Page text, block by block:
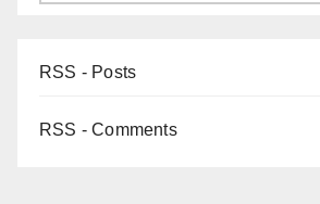
RSS - Posts
RSS - Comments